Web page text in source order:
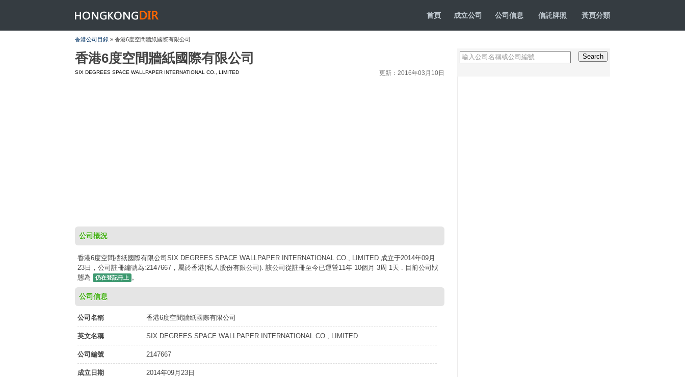
HONGKONGDIR 首頁 成立公司 公司信息 信託牌照 黃頁分類
香港公司目錄 » 香港6度空間牆紙國際有限公司
香港6度空間牆紙國際有限公司
SIX DEGREES SPACE WALLPAPER INTERNATIONAL CO., LIMITED 更新：2016年03月10日
公司概況
香港6度空間牆紙國際有限公司SIX DEGREES SPACE WALLPAPER INTERNATIONAL CO., LIMITED 成立于2014年09月
23日，公司註冊編號為:2147667，屬於香港(私人股份有限公司). 該公司從註冊至今已運營11年 10個月 3周 1天 . 目前公司狀
態為
仍在登記冊上 。
公司信息
公司名稱 香港6度空間牆紙國際有限公司
英文名稱 SIX DEGREES SPACE WALLPAPER INTERNATIONAL CO., LIMITED
公司編號 2147667
成立日期 2014年09月23日